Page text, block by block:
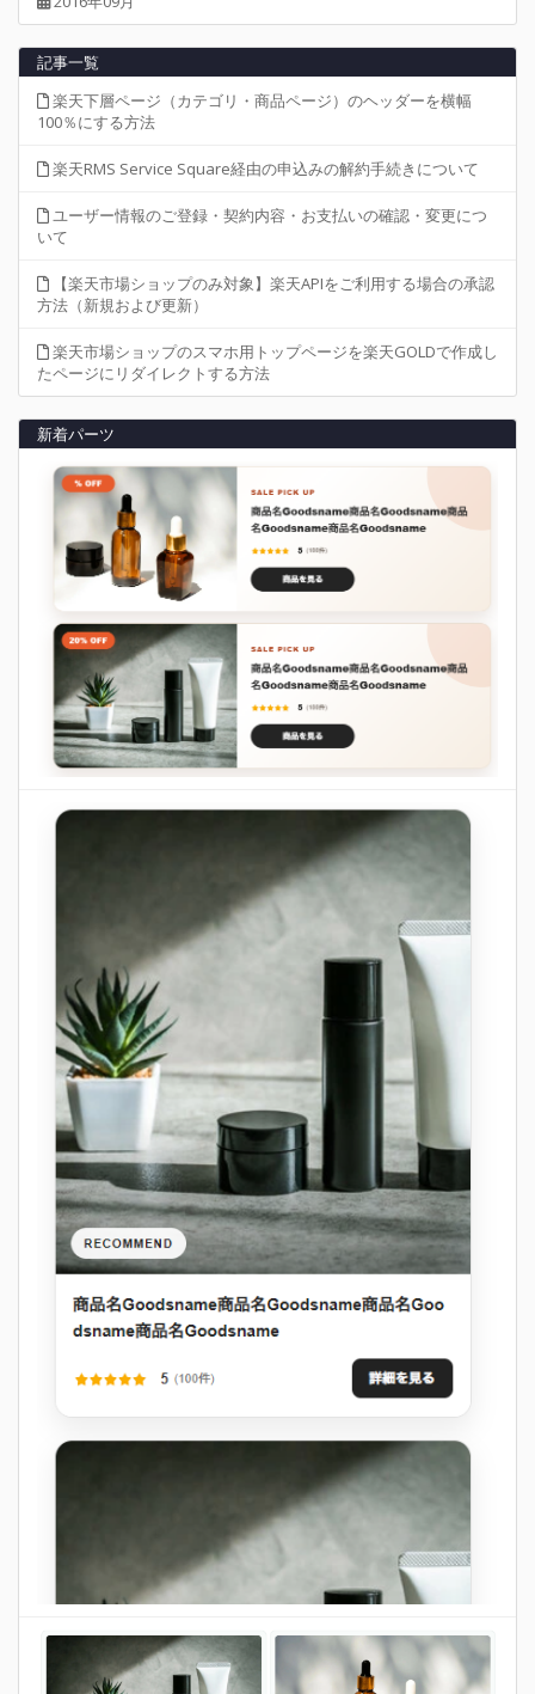
記事一覧
楽天下層ページ（カテゴリ・商品ページ）のヘッダーを横幅
100％にする方法
楽天RMS Service Square経由の申込みの解約手続きについて
ユーザー情報のご登録・契約内容・お支払いの確認・変更につ
いて
【楽天市場ショップのみ対象】楽天APIをご利用する場合の承認
方法（新規および更新）
楽天市場ショップのスマホ用トップページを楽天GOLDで作成し
たページにリダイレクトする方法
新着パーツ